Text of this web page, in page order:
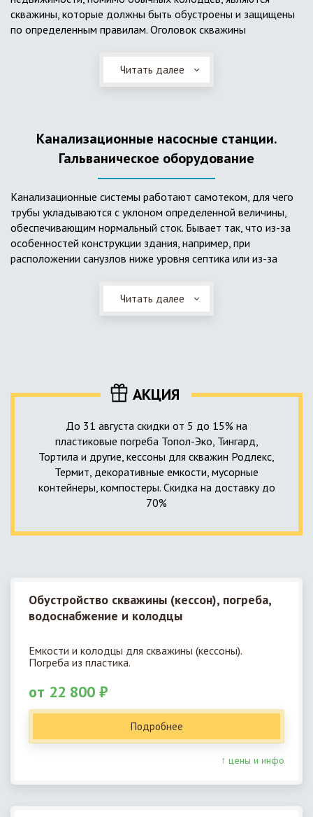
скважины, которые должны быть обустроены и защищены
по определенным правилам. Оголовок скважины
и автоматикой. Все это оборудование способно
подвергаться загрязнению атмосферными и
его работу в нормальном режиме. Лучшим способом
защиты оборудования является устройство герметичной
камеры или кессона, который не только защищает оголовок
скважины от негативных воздействий, но и обеспечивает
удобные условия для обслуживания в любой период года.
Кессон может быть выполнен из обычных железобетонных
колец, но только при отсутствии высокого уровня
подземных вод, так как в этом случае затруднительно
обеспечить требуемую герметичность. Если имеется
достаточную герметичность, недорогие, легко
Читать далее
Канализационные насосные станции.
Гальваническое оборудование
Канализационные системы работают самотеком, для чего
трубы укладываются с уклоном определенной величины,
обеспечивающим нормальный сток. Бывает так, что из-за
особенностей конструкции здания, например, при
расположении санузлов ниже уровня септика или из-за
Единственное решение в таком случае – это
использование КНС – канализационной насосной станции.
до выгребной ямы, септика или станции ГБО.
Читать далее
АКЦИЯ
До 31 августа скидки от 5 до 15% на
пластиковые погреба Топол-Эко, Тингард,
Тортила и другие, кессоны для скважин Родлекс,
Термит, декоративные емкости, мусорные
контейнеры, компостеры. Скидка на доставку до
70%
Обустройство скважины (кессон), погреба,
водоснабжение и колодцы
Емкости и колодцы для скважины (кессоны).
Погреба из пластика.
от 22 800 ₽
Подробнее
↑ цены и инфо